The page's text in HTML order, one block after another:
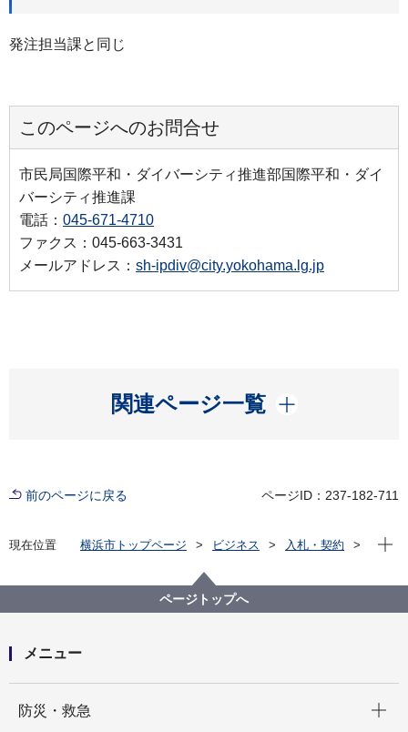
発注担当課と同じ
このページへのお問合せ
市民局国際平和・ダイバーシティ推進部国際平和・ダイ
バーシティ推進課
電話： 045-671-4710
ファクス：045-663-3431
メールアドレス： sh-ipdiv@city.yokohama.lg.jp
関連ページ一覧
開く
前のページに戻る ページID：237-182-711
現在位置 横浜市トップページ ビジネス
入札・契約
政策経営・国際戦略局
【入札結果公表（不調）】「男女共同参画推進施策検
討のための調査」業務委託
現在
ページトップへ
メニュー
防災・救急